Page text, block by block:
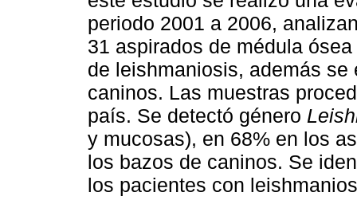
periodo 2001 a 2006,
31 aspirados de médula
de leishmaniosis, además
caninos. Las muestras
país. Se detectó género
y mucosas), en 68% en los
los bazos de caninos. Se
los pacientes con